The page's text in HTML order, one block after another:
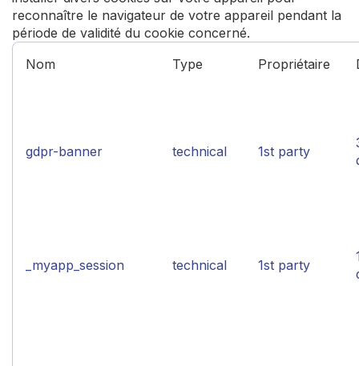
reconnaître le navigateur de votre appareil pendant la
période de validité du cookie concerné.
Nom
Type Propriétaire
gdpr-banner technical 1st party
_myapp_session technical 1st party